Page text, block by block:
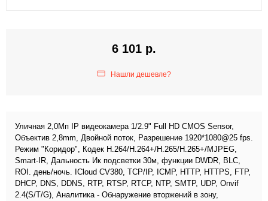
6 101 р.
Нашли дешевле?
Уличная 2,0Мп IP видеокамера 1/2.9" Full HD CMOS Sensor,
Объектив 2,8mm, Двойной поток, Разрешение 1920*1080@25 fps.
Режим "Коридор", Кодек H.264/H.264+/H.265/H.265+/MJPEG,
Smart-IR, Дальность Ик подсветки 30м, функции DWDR, BLC,
ROI. день/ночь. ICloud CV380, TCP/IP, ICMP, HTTP, HTTPS, FTP,
DHCP, DNS, DDNS, RTP, RTSP, RTCP, NTP, SMTP, UDP, Onvif
2.4(S/T/G), Аналитика - Обнаружение вторжений в зону,